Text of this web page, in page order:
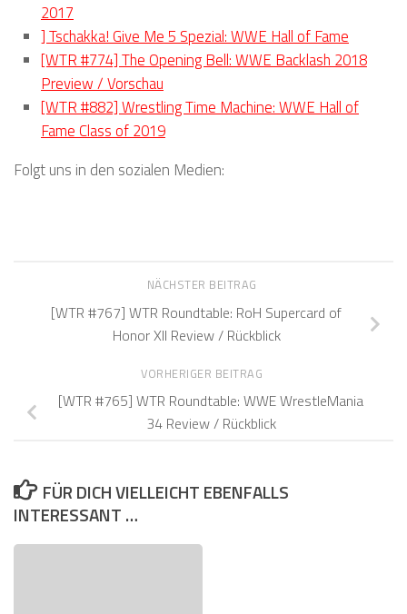
2017
] Tschakka! Give Me 5 Spezial: WWE Hall of Fame
[WTR #774] The Opening Bell: WWE Backlash 2018
Preview / Vorschau
[WTR #882] Wrestling Time Machine: WWE Hall of
Fame Class of 2019
Folgt uns in den sozialen Medien:
NÄCHSTER BEITRAG
[WTR #767] WTR Roundtable: RoH Supercard of
Honor XII Review / Rückblick
VORHERIGER BEITRAG
[WTR #765] WTR Roundtable: WWE WrestleMania
34 Review / Rückblick
FÜR DICH VIELLEICHT EBENFALLS
INTERESSANT …